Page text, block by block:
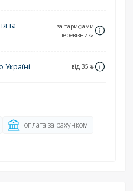
та
за тарифами
перевізника
від 35 ₴
оплата за рахунком